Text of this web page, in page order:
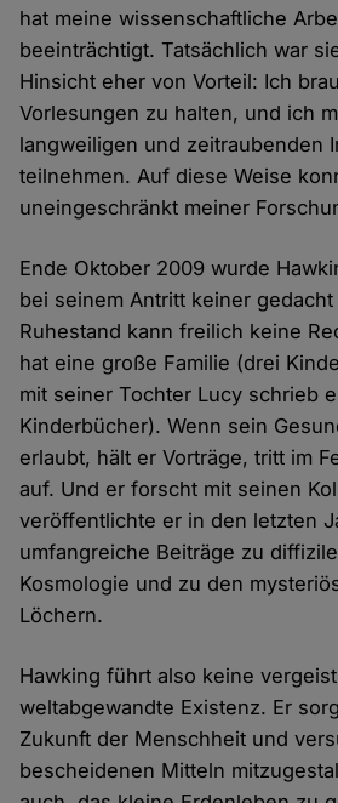
hat meine wissenschaftliche
beeinträchtigt. Tatsächlich war
Hinsicht eher von Vorteil: Ich
Vorlesungen zu halten, und ich
langweiligen und zeitraubenden
teilnehmen. Auf diese Weise
uneingeschränkt meiner
Ende Oktober 2009 wurde
bei seinem Antritt keiner gedacht
Ruhestand kann freilich keine
hat eine große Familie (drei
mit seiner Tochter Lucy schrieb
Kinderbücher). Wenn sein
erlaubt, hält er Vorträge, tritt im
auf. Und er forscht mit seinen
veröffentlichte er in den letzten
umfangreiche Beiträge zu
Kosmologie und zu den
Löchern.
Hawking führt also keine
weltabgewandte Existenz. Er
Zukunft der Menschheit und
bescheidenen Mitteln